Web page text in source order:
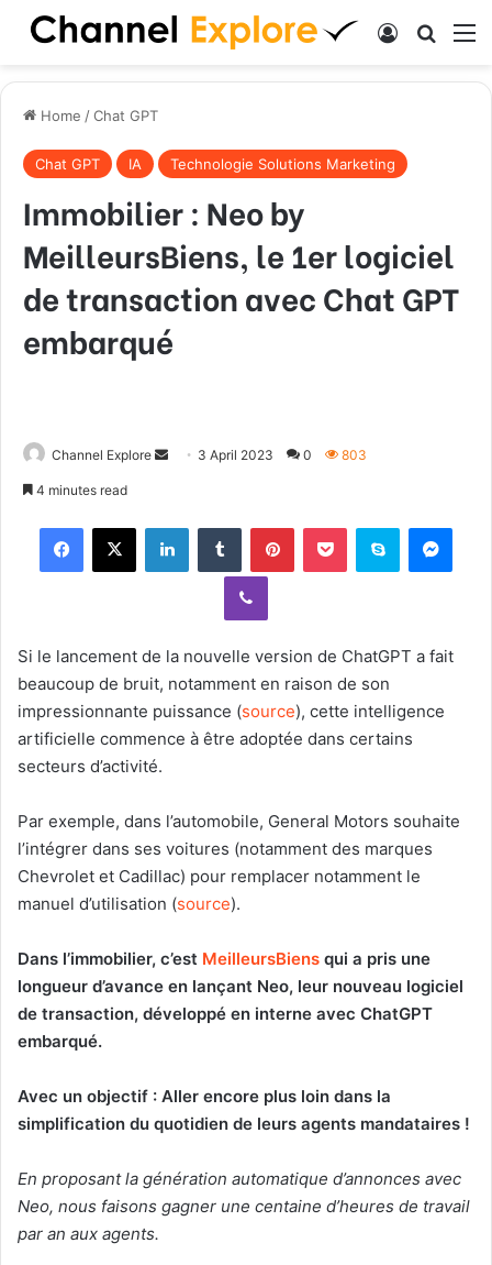
Log In
Home /Chat GPT
Chat GPT IA Technologie Solutions Marketing
Immobilier : Neo by
MeilleursBiens, le 1er logiciel
de transaction avec Chat GPT
embarqué
Channel Explore
a
a
i
l
3 April 2023 0 803
4 minutes read
Viber
Si le lancement de la nouvelle version de ChatGPT a fait
beaucoup de bruit, notamment en raison de son
impressionnante puissance (source), cette intelligence
artificielle commence à être adoptée dans certains
secteurs d’activité.
Par exemple, dans l’automobile, General Motors souhaite
l’intégrer dans ses voitures (notamment des marques
Chevrolet et Cadillac) pour remplacer notamment le
manuel d’utilisation (source).
Dans l’immobilier, c’est MeilleursBiens qui a pris une
longueur d’avance en lançant Neo, leur nouveau logiciel
de transaction, développé en interne avec ChatGPT
embarqué.
Avec un objectif : Aller encore plus loin dans la
simplification du quotidien de leurs agents mandataires !
En proposant la génération automatique d’annonces avec
Neo, nous faisons gagner une centaine d’heures de travail
par an aux agents.